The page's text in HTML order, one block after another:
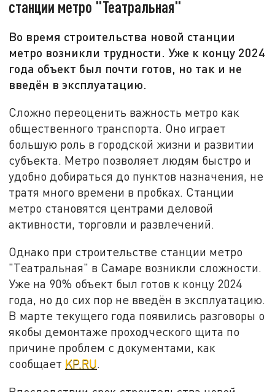
станции метро "Театральная"
Во время строительства новой станции
метро возникли трудности. Уже к концу 2024
года объект был почти готов, но так и не
введён в эксплуатацию.
Сложно переоценить важность метро как
общественного транспорта. Оно играет
большую роль в городской жизни и развитии
субъекта. Метро позволяет людям быстро и
удобно добираться до пунктов назначения, не
тратя много времени в пробках. Станции
метро становятся центрами деловой
активности, торговли и развлечений.
Однако при строительстве станции метро
"Театральная" в Самаре возникли сложности.
Уже на 90% объект был готов к концу 2024
года, но до сих пор не введён в эксплуатацию.
В марте текущего года появились разговоры о
якобы демонтаже проходческого щита по
причине проблем с документами, как
сообщает KP.RU.